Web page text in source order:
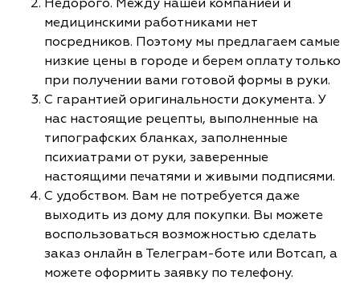
медицинскими работниками нет
посредников. Поэтому мы предлагаем самые
низкие цены в городе и берем оплату только
при получении вами готовой формы в руки.
С гарантией оригинальности документа. У
нас настоящие рецепты, выполненные на
типографских бланках, заполненные
психиатрами от руки, заверенные
настоящими печатями и живыми подписями.
С удобством. Вам не потребуется даже
выходить из дому для покупки. Вы можете
воспользоваться возможностью сделать
заказ онлайн в Телеграм-боте или Вотсап, а
можете оформить заявку по телефону.